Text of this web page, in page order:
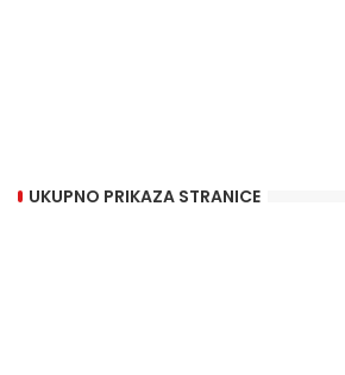
UKUPNO PRIKAZA STRANICE